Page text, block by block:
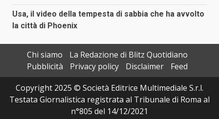
Usa, il video della tempesta di sabbia che ha avvolto
la città di Phoenix
Chi siamo
La Redazione di Blitz Quotidiano
Pubblicità
Privacy policy Disclaimer
Feed
Copyright 2025 © Società Editrice Multimediale S.r.l.
Testata Giornalistica registrata al Tribunale di Roma al
n°805 del 14/12/2021